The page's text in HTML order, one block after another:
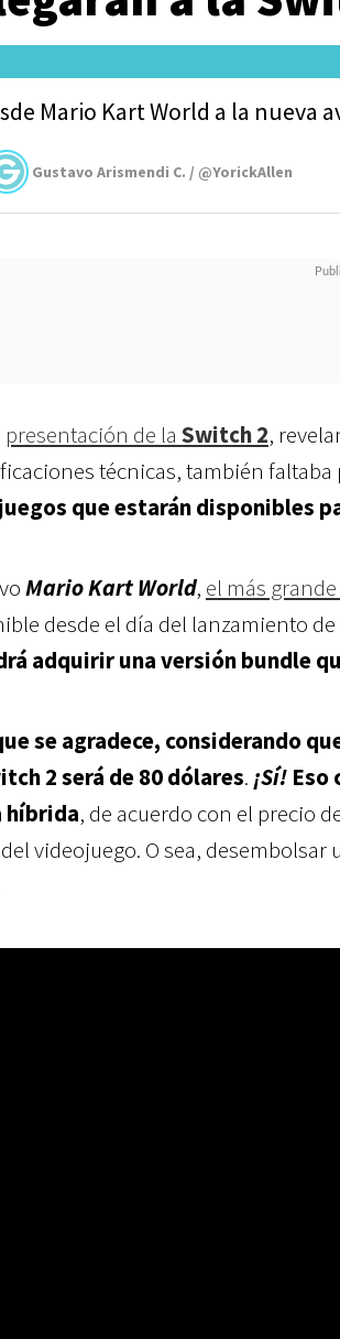
Mario Kart World a la nueva
Gustavo Arismendi C. / @YorickAllen
presentación de la Switch 2,
técnicas, también
que estarán disponibles
Mario Kart World, el más
desde el día del lanzamiento
adquirir una versión bundle
se agradece, considerando
2 será de 80 dólares. ¡Sí! Eso
híbrida, de acuerdo con el precio
videojuego. O sea, desembolsar